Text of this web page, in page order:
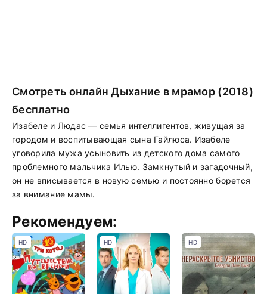
Смотреть онлайн Дыхание в мрамор (2018)
бесплатно
Изабеле и Людас — семья интеллигентов, живущая за
городом и воспитывающая сына Гайлюса. Изабеле
уговорила мужа усыновить из детского дома самого
проблемного мальчика Илью. Замкнутый и загадочный,
он не вписывается в новую семью и постоянно борется
за внимание мамы.
Рекомендуем:
HD HD HD